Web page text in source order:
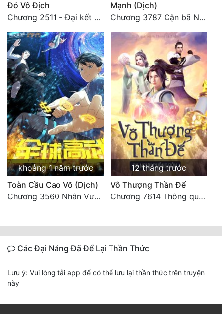
Đó Vô Địch
Chương 2511 - Đại kết cục, Phiên ngoại thiên: Chư thiên quy nhất giới, vĩnh hằng thế giới. Hết!
Mạnh (Dịch)
Chương 3787 Cặn bã Nam Thiên Đạo
khoảng 1 năm trước
Toàn Cầu Cao Võ (Dịch)
Chương 3560 Nhân Vương trở về - END
12 tháng trước
Vô Thượng Thần Đế
Chương 7614 Thông quan ban thưởng, Ngục Hải Yên Thần Quang
Các Đại Năng Đã Để Lại Thần Thức
Lưu ý: Vui lòng tải app để có thể lưu lại thần thức trên truyện
này